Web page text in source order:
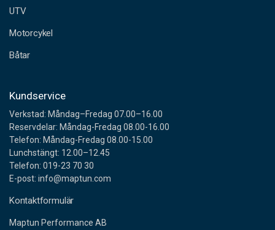
s
UTV
Motorcykel
Båtar
Kundservice
Verkstad: Måndag–Fredag 07.00–16.00
Reservdelar: Måndag-Fredag 08.00-16.00
Telefon: Måndag-Fredag 08.00-15.00
Lunchstängt: 12.00–12.45
Telefon: 019-23 70 30
E-post: info@maptun.com
Kontaktformulär
Maptun Performance AB